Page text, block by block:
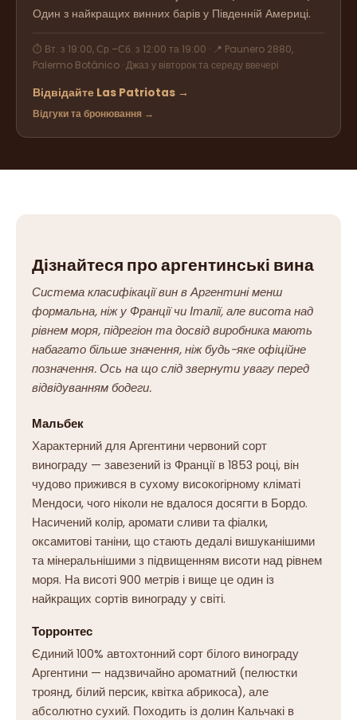
Один з найкращих винних барів у Південній Америці.
⏱ Вт. з 19:00, Ср.–Сб. з 12:00 та 19:00 · 📍 Paunero 2880,
Palermo Botánico · Джаз у вівторок та середу ввечері
Відвідайте Las Patriotas →
Відгуки та бронювання →
Дізнайтеся про аргентинські вина
Система класифікації вин в Аргентині менш
формальна, ніж у Франції чи Італії, але висота над
рівнем моря, підрегіон та досвід виробника мають
набагато більше значення, ніж будь-яке офіційне
позначення. Ось на що слід звернути увагу перед
відвідуванням бодеги.
Мальбек
Характерний для Аргентини червоний сорт
винограду — завезений із Франції в 1853 році, він
чудово прижився в сухому високогірному кліматі
Мендоси, чого ніколи не вдалося досягти в Бордо.
Насичений колір, аромати сливи та фіалки,
оксамитові таніни, що стають дедалі вишуканішими
та мінеральнішими з підвищенням висоти над рівнем
моря. На висоті 900 метрів і вище це один із
найкращих сортів винограду у світі.
Торронтес
Єдиний 100% автохтонний сорт білого винограду
Аргентини — надзвичайно ароматний (пелюстки
троянд, білий персик, квітка абрикоса), але
абсолютно сухий. Походить із долин Кальчакі в